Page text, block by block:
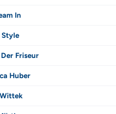
In
Style
Friseur
Huber